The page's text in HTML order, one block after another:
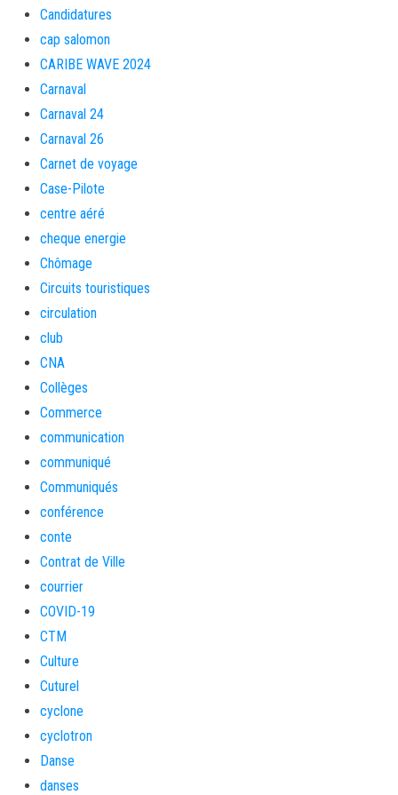
Candidatures
cap salomon
CARIBE WAVE 2024
Carnaval
Carnaval 24
Carnaval 26
Carnet de voyage
Case-Pilote
centre aéré
cheque energie
Chômage
Circuits touristiques
circulation
club
CNA
Collèges
Commerce
communication
communiqué
Communiqués
conférence
conte
Contrat de Ville
courrier
COVID-19
CTM
Culture
Cuturel
cyclone
cyclotron
Danse
danses